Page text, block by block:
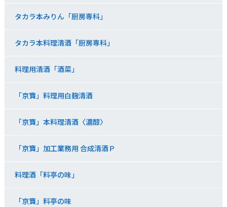
タカラ本みりん「厨房専科」
タカラ本料理清酒「厨房専科」
料理用清酒「酒菜」
「京寶」料理用白麹清酒
「京寶」本料理清酒〈濃醇〉
「京寶」加工業務用 合成清酒Ｐ
料理酒「料亭の味｣
「京寶」料亭の味